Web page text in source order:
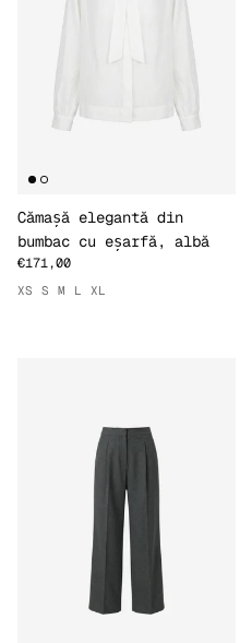
Cămașă elegantă din
bumbac cu eșarfă, albă
€171,00
XS S M L XL